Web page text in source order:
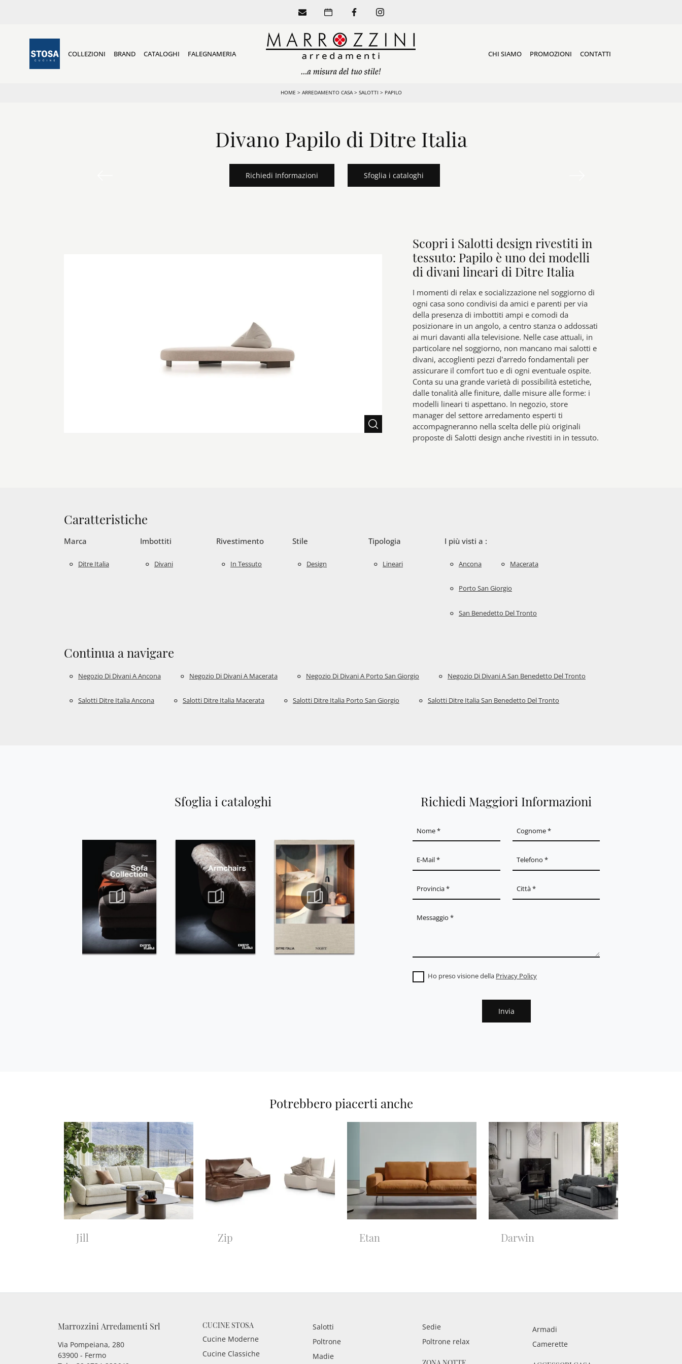
COLLEZIONI BRAND CATALOGHI FALEGNAMERIA CHI SIAMO PROMOZIONI CONTATTI
HOME > ARREDAMENTO CASA> SALOTTI > PAPILO
Divano Papilo di Ditre Italia
Richiedi Informazioni Sfoglia i cataloghi
Scopri i Salotti design rivestiti in
tessuto: Papilo è uno dei modelli
di divani lineari di Ditre Italia
I momenti di relax e socializzazione nel soggiorno di
ogni casa sono condivisi da amici e parenti per via
della presenza di imbottiti ampi e comodi da
posizionare in un angolo, a centro stanza o addossati
ai muri davanti alla televisione. Nelle case attuali, in
particolare nel soggiorno, non mancano mai salotti e
divani, accoglienti pezzi d’arredo fondamentali per
assicurare il comfort tuo e di ogni eventuale ospite.
Conta su una grande varietà di possibilità estetiche,
dalle tonalità alle finiture, dalle misure alle forme: i
modelli lineari ti aspettano. In negozio, store
manager del settore arredamento esperti ti
accompagneranno nella scelta delle più originali
proposte di Salotti design anche rivestiti in in tessuto.
Caratteristiche
Marca
Ditre Italia
Imbottiti
Divani
Rivestimento
In Tessuto
Stile
Design
Tipologia
Lineari
I più visti a :
Ancona Macerata
Porto San Giorgio
San Benedetto Del Tronto
Continua a navigare
Negozio Di Divani A Ancona Negozio Di Divani A Macerata Negozio Di Divani A Porto San Giorgio Negozio Di Divani A San Benedetto Del Tronto
Salotti Ditre Italia Ancona Salotti Ditre Italia Macerata Salotti Ditre Italia Porto San Giorgio Salotti Ditre Italia San Benedetto Del Tronto
Sfoglia i cataloghi Richiedi Maggiori Informazioni
Ho preso visione della Privacy Policy
Invia
Potrebbero piacerti anche
Jill Zip Etan Darwin
Marrozzini Arredamenti Srl
Via Pompeiana, 280
63900 - Fermo
CUCINE STOSA
Cucine Moderne
Cucine Classiche
Salotti
Poltrone
Madie
Sedie
Poltrone relax
Armadi
Camerette